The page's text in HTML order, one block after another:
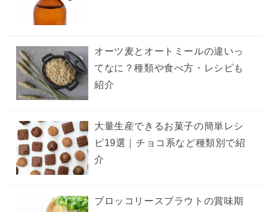
オーツ麦とオートミールの違いっ
てなに？種類や食べ方・レシピも
紹介
大量生産できるお菓子の簡単レシ
ピ19選｜チョコ系など種類別で紹
介
ブロッコリースプラウトの賞味期